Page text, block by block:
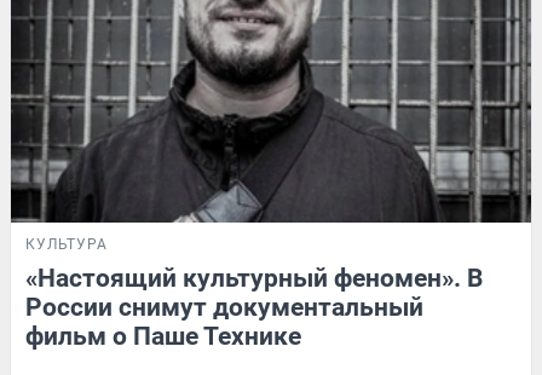
КУЛЬТУРА
«Настоящий культурный феномен». В
России снимут документальный
фильм о Паше Технике